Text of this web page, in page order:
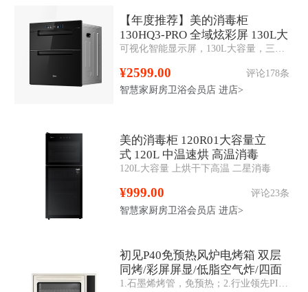
【年度推荐】美的消毒柜
130HQ3-PRO 全域炫彩屏 130L大
容量 三门三抽
¥2599.00
评论178条
智慧家厨房卫浴会员店 进店>
美的消毒柜 120R01大容量立
式 120L 中温速烘 高温消毒
120L大容量 上烘干下高温 二星消毒
¥999.00
评论23条
智慧家厨房卫浴会员店 进店>
初见P40免预热风炉电烤箱 双层
同烤/彩屏屏显/低脂空气炸/四面
搪瓷 PT4030W
1.石墨烯烤管，免预热；2.行业领先PID3.0算法，精准控温；3.环形型发热管匹配大风炉；4.彩屏+旋钮联动交互；5.APP智操控；6.腔体内四面搪瓷；